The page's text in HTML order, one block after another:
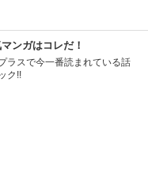
ンガはコレだ！
ラスで今一番読まれている話
ク!!